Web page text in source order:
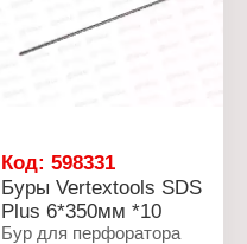
Характеристики:
Бренд: Vertextools
Артикул: 999-06-110
Тип хвостовика: SDS-
plus
Диаметр, мм: 6
Длина, мм: 110
Материал: сталь
Код:598331
Буры Vertextools SDS
Plus 6*350мм *10
Бур для перфоратора